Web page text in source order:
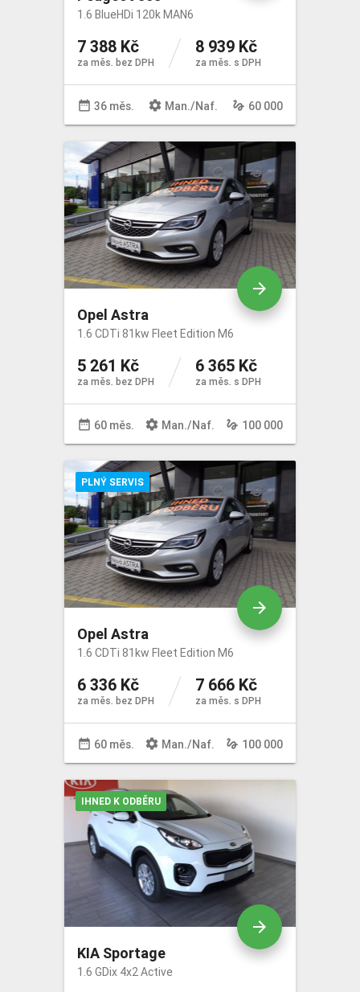
1.6 BlueHDi 120k MAN6
7 388 Kč
za měs. bez DPH
8 939 Kč
za měs. s DPH
date_range 36 měs. settings Man./Naf. gesture 60 000
Opel Astra
1.6 CDTi 81kw Fleet Edition M6
5 261 Kč
za měs. bez DPH
6 365 Kč
za měs. s DPH
date_range 60 měs. settings Man./Naf. gesture 100 000
arrow_forward
Opel Astra
1.6 CDTi 81kw Fleet Edition M6
6 336 Kč
za měs. bez DPH
7 666 Kč
za měs. s DPH
date_range 60 měs. settings Man./Naf. gesture 100 000
arrow_forward
PLNÝ SERVIS
KIA Sportage
1.6 GDix 4x2 Active
arrow_forward
IHNED K ODBĚRU